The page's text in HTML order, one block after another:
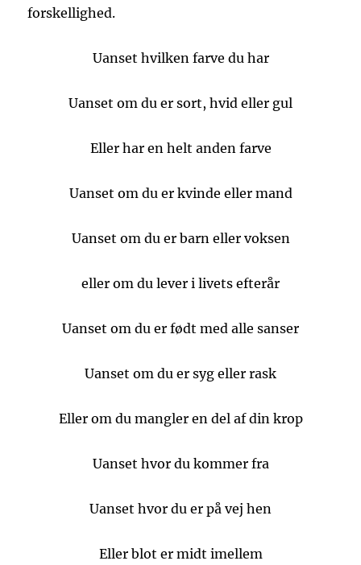
forskellighed.
Uanset hvilken farve du har
Uanset om du er sort, hvid eller gul
Eller har en helt anden farve
Uanset om du er kvinde eller mand
Uanset om du er barn eller voksen
eller om du lever i livets efterår
Uanset om du er født med alle sanser
Uanset om du er syg eller rask
Eller om du mangler en del af din krop
Uanset hvor du kommer fra
Uanset hvor du er på vej hen
Eller blot er midt imellem